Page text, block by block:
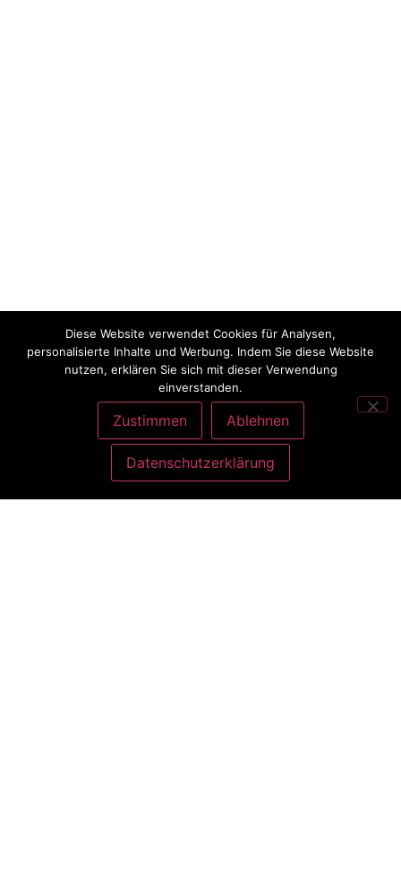
Diese Website verwendet Cookies für Analysen,
personalisierte Inhalte und Werbung. Indem Sie diese Website
nutzen, erklären Sie sich mit dieser Verwendung
einverstanden.
Zustimmen Ablehnen
Datenschutzerklärung